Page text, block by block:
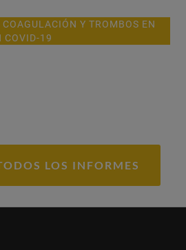
Y TROMBOS EN
COVID-19
LOS INFORMES